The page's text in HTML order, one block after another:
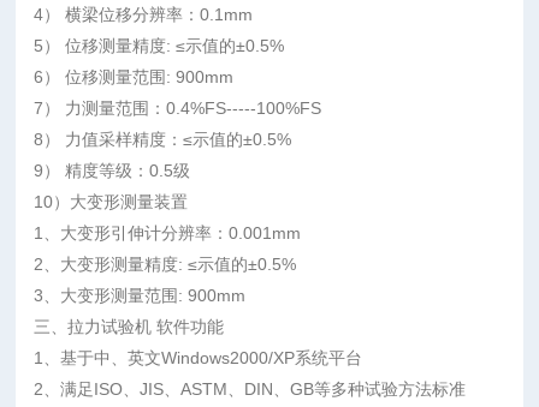
4） 横梁位移分辨率：0.1mm
5） 位移测量精度: ≤示值的±0.5%
6） 位移测量范围: 900mm
7） 力测量范围：0.4%FS-----100%FS
8） 力值采样精度：≤示值的±0.5%
9） 精度等级：0.5级
10）大变形测量装置
1、大变形引伸计分辨率：0.001mm
2、大变形测量精度: ≤示值的±0.5%
3、大变形测量范围: 900mm
三、拉力试验机 软件功能
1、基于中、英文Windows2000/XP系统平台
2、满足ISO、JIS、ASTM、DIN、GB等多种试验方法标准